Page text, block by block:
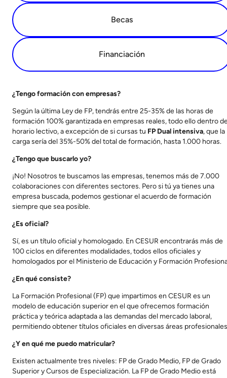
Becas
Financiación
¿Tengo formación con empresas?
Según la última Ley de FP, tendrás entre 25-35% de las horas de
formación 100% garantizada en empresas reales, todo ello dentro
horario lectivo, a excepción de si cursas tu FP Dual intensiva, que la
carga sería del 35%-50% del total de formación, hasta 1.000 horas.
¿Tengo que buscarlo yo?
¡No! Nosotros te buscamos las empresas, tenemos más de 7.000
colaboraciones con diferentes sectores. Pero si tú ya tienes una
empresa buscada, podemos gestionar el acuerdo de formación
siempre que sea posible.
¿Es oficial?
Sí, es un título oficial y homologado. En CESUR encontrarás más de
100 ciclos en diferentes modalidades, todos ellos oficiales y
homologados por el Ministerio de Educación y Formación
¿En qué consiste?
La Formación Profesional (FP) que impartimos en CESUR es un
modelo de educación superior en el que ofrecemos formación
práctica y teórica adaptada a las demandas del mercado laboral,
permitiendo obtener títulos oficiales en diversas áreas
¿Y en qué me puedo matricular?
Existen actualmente tres niveles: FP de Grado Medio, FP de Grado
Superior y Cursos de Especialización. La FP de Grado Medio está